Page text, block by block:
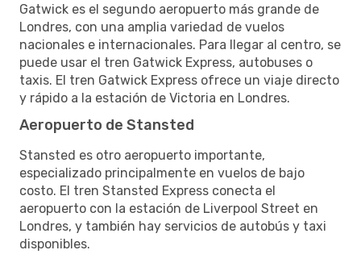
Gatwick es el segundo aeropuerto más grande de
Londres, con una amplia variedad de vuelos
nacionales e internacionales. Para llegar al centro, se
puede usar el tren Gatwick Express, autobuses o
taxis. El tren Gatwick Express ofrece un viaje directo
y rápido a la estación de Victoria en Londres.
Aeropuerto de Stansted
Stansted es otro aeropuerto importante,
especializado principalmente en vuelos de bajo
costo. El tren Stansted Express conecta el
aeropuerto con la estación de Liverpool Street en
Londres, y también hay servicios de autobús y taxi
disponibles.